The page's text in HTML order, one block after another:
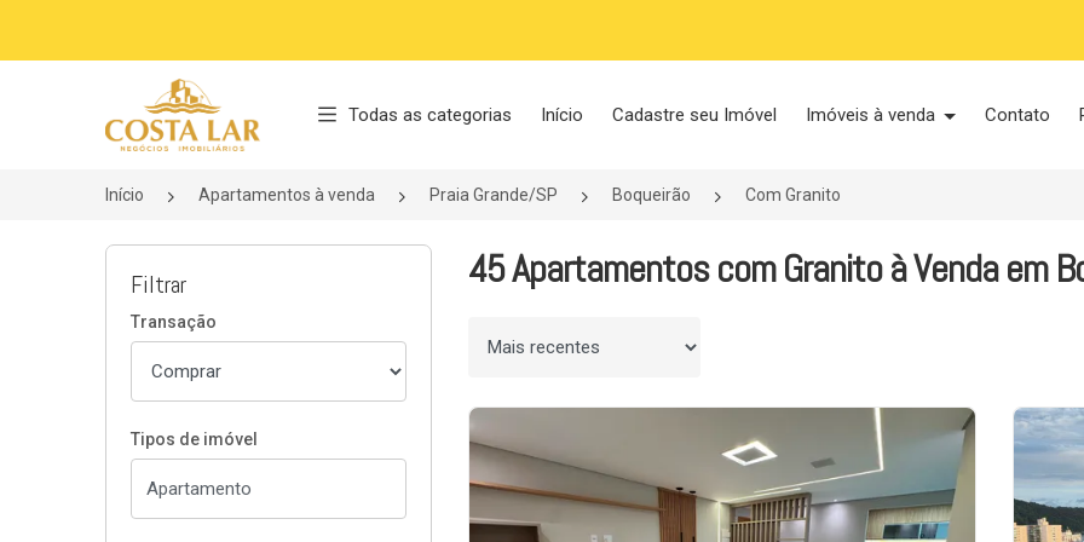
Página inicial
Todas as categorias Início Cadastre seu Imóvel Imóveis à venda Contato
Início Apartamentos à venda Praia Grande/SP Boqueirão Com Granito
Filtrar
Transação
Tipos de imóvel
45 Apartamentos com Granito à Venda em
Ordenar por